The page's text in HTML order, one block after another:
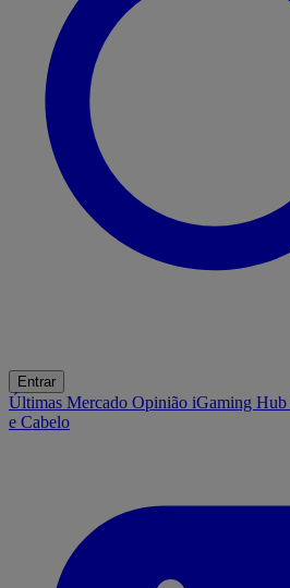
Entrar
Últimas Mercado Opinião iGaming Hub
e Cabelo